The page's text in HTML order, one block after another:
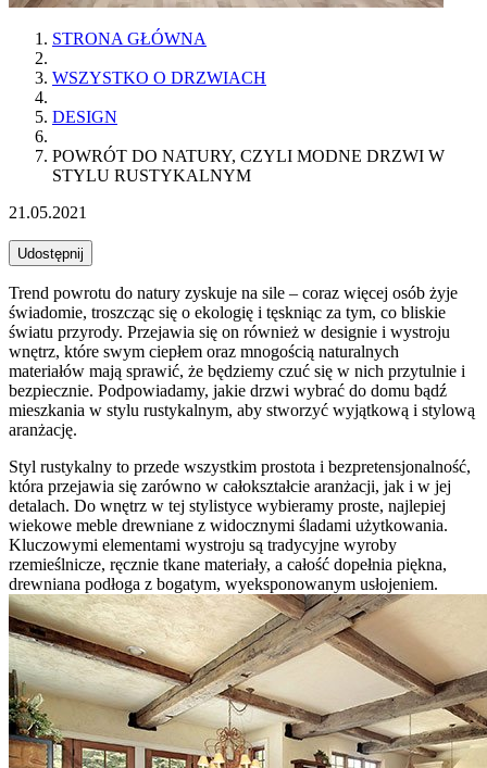
STRONA GŁÓWNA
WSZYSTKO O DRZWIACH
DESIGN
POWRÓT DO NATURY, CZYLI MODNE DRZWI W
STYLU RUSTYKALNYM
21.05.2021
Udostępnij
Trend powrotu do natury zyskuje na sile – coraz więcej osób żyje
świadomie, troszcząc się o ekologię i tęskniąc za tym, co bliskie
światu przyrody. Przejawia się on również w designie i wystroju
wnętrz, które swym ciepłem oraz mnogością naturalnych
materiałów mają sprawić, że będziemy czuć się w nich przytulnie i
bezpiecznie. Podpowiadamy, jakie drzwi wybrać do domu bądź
mieszkania w stylu rustykalnym, aby stworzyć wyjątkową i stylową
aranżację.
Styl rustykalny to przede wszystkim prostota i bezpretensjonalność,
która przejawia się zarówno w całokształcie aranżacji, jak i w jej
detalach. Do wnętrz w tej stylistyce wybieramy proste, najlepiej
wiekowe meble drewniane z widocznymi śladami użytkowania.
Kluczowymi elementami wystroju są tradycyjne wyroby
rzemieślnicze, ręcznie tkane materiały, a całość dopełnia piękna,
drewniana podłoga z bogatym, wyeksponowanym usłojeniem.